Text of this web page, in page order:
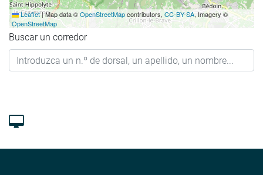
Leaflet|Map data ©OpenStreetMapcontributors, CC-BY-SA, Imagery ©
OpenStreetMap
Buscar un corredor